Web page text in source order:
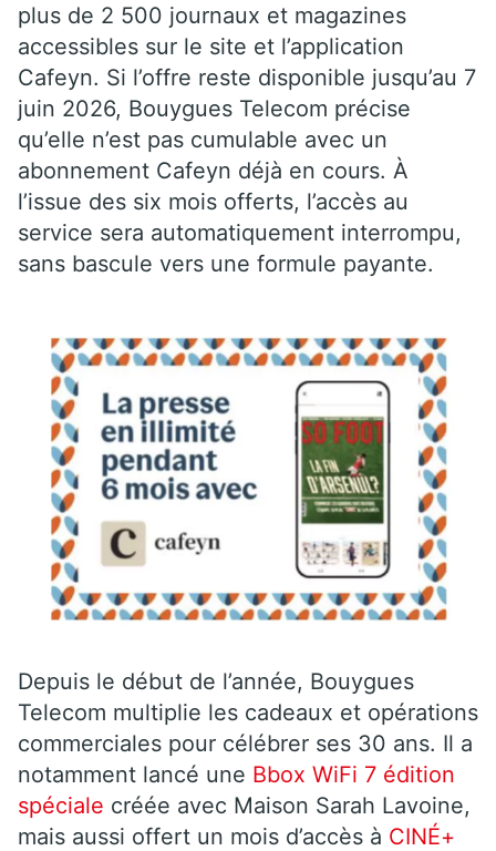
plus de 2 500 journaux et magazines
accessibles sur le site et l’application
Cafeyn. Si l’offre reste disponible jusqu’au 7
juin 2026, Bouygues Telecom précise
qu’elle n’est pas cumulable avec un
abonnement Cafeyn déjà en cours. À
l’issue des six mois offerts, l’accès au
service sera automatiquement interrompu,
sans bascule vers une formule payante.
Depuis le début de l’année, Bouygues
Telecom multiplie les cadeaux et opérations
commerciales pour célébrer ses 30 ans. Il a
notamment lancé une Bbox WiFi 7 édition
spéciale créée avec Maison Sarah Lavoine,
mais aussi offert un mois d’accès à CINÉ+